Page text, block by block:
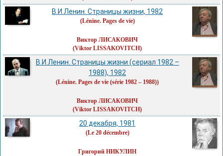
В.И.Ленин. Страницы жизни, 1982
(Lénine. Pages de vie)
Виктор ЛИСАКОВИЧ
(Viktor LISSAKOVITCH)
В.И.Ленин. Страницы жизни (сериал 1982 –
1988), 1982
(Lénine. Pages de vie (série 1982 – 1988))
Виктор ЛИСАКОВИЧ
(Viktor LISSAKOVITCH)
20 декабря, 1981
(Le 20 décembre)
Григорий НИКУЛИН